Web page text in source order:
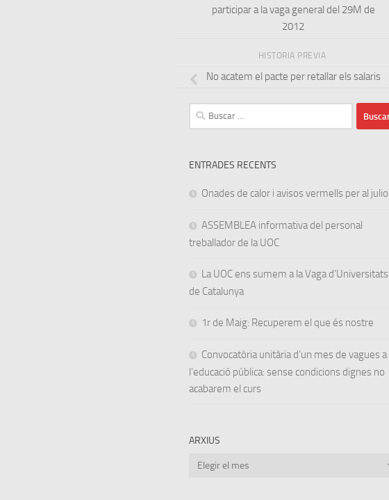
participar a la vaga general del 29M de
2012
HISTORIA PREVIA
No acatem el pacte per retallar els salaris
Buscar:
ENTRADES RECENTS
Onades de calor i avisos vermells per al juliol
ASSEMBLEA informativa del personal
treballador de la UOC
La UOC ens sumem a la Vaga d’Universitats
de Catalunya
1r de Maig: Recuperem el que és nostre
Convocatòria unitària d’un mes de vagues a
l’educació pública: sense condicions dignes no
acabarem el curs
ARXIUS
Arxius